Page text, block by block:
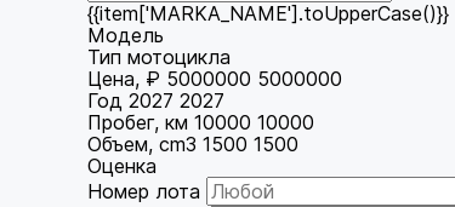
{{item['MARKA_NAME'].toUpperCase()}}
Модель
Тип мотоцикла
Цена, ₽ 5000000 5000000
Год 2027 2027
Пробег, км 10000 10000
Объем, cm3 1500 1500
Оценка
Номер лота